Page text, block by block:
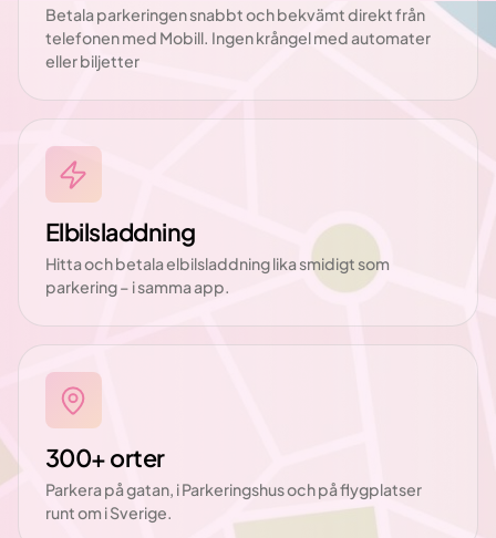
Betala parkeringen snabbt och bekvämt direkt från
telefonen med Mobill. Ingen krångel med automater
eller biljetter
Elbilsladdning
Hitta och betala elbilsladdning lika smidigt som
parkering – i samma app.
300+ orter
Parkera på gatan, i Parkeringshus och på flygplatser
runt om i Sverige.